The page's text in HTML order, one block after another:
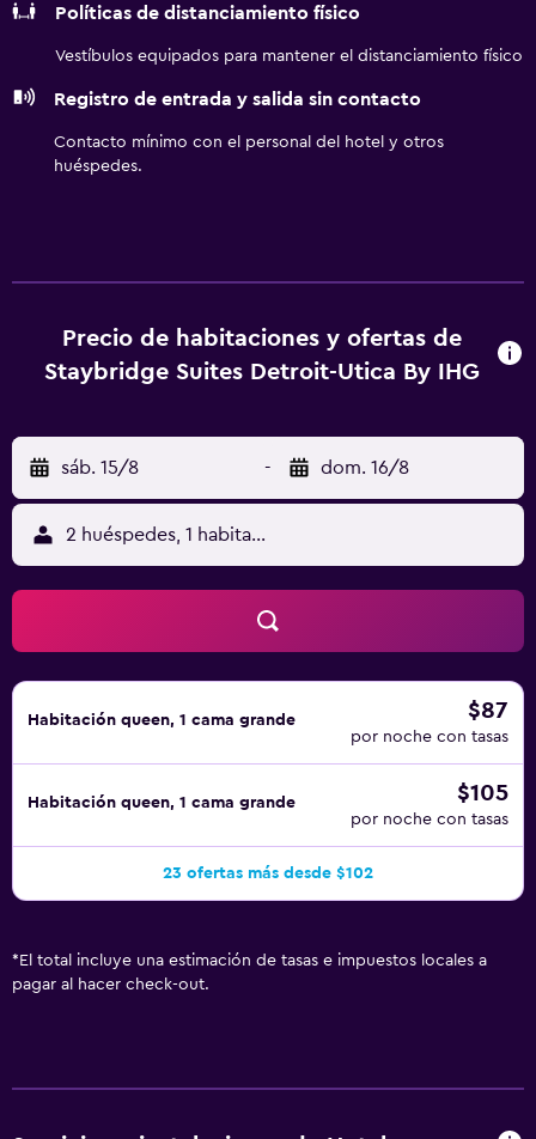
(pueden existir restricciones). Las habitaciones también
incluyen tabla de planchar con plancha y cortinas opacas.
ocio y esparcimiento en este hotel incluyen gimnasio
abierto las 24 horas y piscina al aire libre de temporada.
Políticas de distanciamiento físico
Vestíbulos equipados para mantener el distanciamiento físico
Registro de entrada y salida sin contacto
Contacto mínimo con el personal del hotel y otros
huéspedes.
Precio de habitaciones y ofertas de
Staybridge Suites Detroit-Utica By IHG
sáb. 15/8 - dom. 16/8
2 huéspedes, 1 habitación
Habitación queen, 1 cama grande $87
por noche con tasas
Habitación queen, 1 cama grande $105
por noche con tasas
23 ofertas más desde $102
* El total incluye una estimación de tasas e impuestos locales a
pagar al hacer check-out.